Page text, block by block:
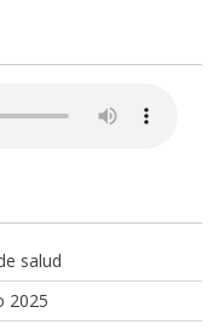
salud
2025